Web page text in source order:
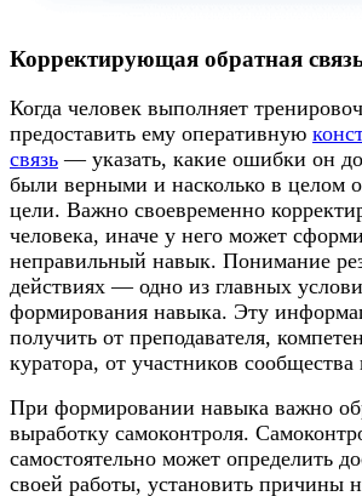
Корректирующая обратная
Когда человек выполняет
предоставить ему оперативную
связь — указать, какие ошибки он
были верными и насколько в целом
цели. Важно своевременно
человека, иначе у него может
неправильный навык. Понимание
действиях — одно из главных
формирования навыка. Эту
получить от преподавателя,
куратора, от участников
При формировании навыка важно
выработку самоконтроля.
самостоятельно может определить
своей работы, установить причины